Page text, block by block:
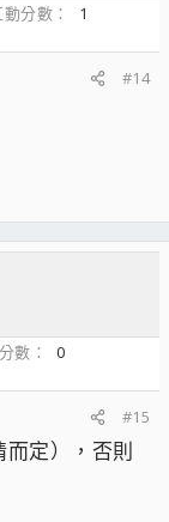
動分數
1
#14
數
0
#15
定），否則